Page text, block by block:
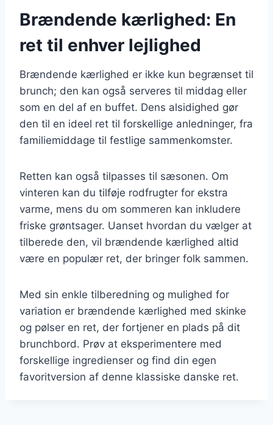
Brændende kærlighed: En
ret til enhver lejlighed
Brændende kærlighed er ikke kun begrænset til
brunch; den kan også serveres til middag eller
som en del af en buffet. Dens alsidighed gør
den til en ideel ret til forskellige anledninger, fra
familiemiddage til festlige sammenkomster.
Retten kan også tilpasses til sæsonen. Om
vinteren kan du tilføje rodfrugter for ekstra
varme, mens du om sommeren kan inkludere
friske grøntsager. Uanset hvordan du vælger at
tilberede den, vil brændende kærlighed altid
være en populær ret, der bringer folk sammen.
Med sin enkle tilberedning og mulighed for
variation er brændende kærlighed med skinke
og pølser en ret, der fortjener en plads på dit
brunchbord. Prøv at eksperimentere med
forskellige ingredienser og find din egen
favoritversion af denne klassiske danske ret.